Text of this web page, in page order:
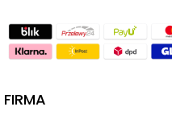
FIRMA